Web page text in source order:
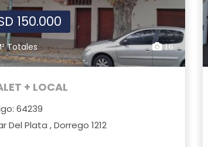
150.000
Totales 16
+ LOCAL
64239
Del Plata , Dorrego 1212